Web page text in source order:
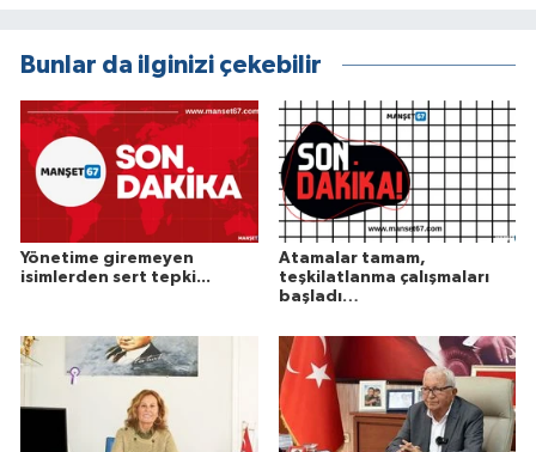
Bunlar da ilginizi çekebilir
Yönetime giremeyen
isimlerden sert tepki...
Atamalar tamam,
teşkilatlanma çalışmaları
başladı…